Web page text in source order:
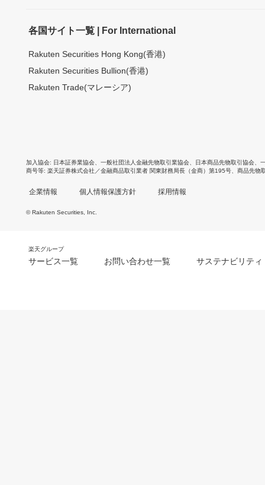
各国サイト一覧 | For International
Rakuten Securities Hong Kong(香港)
Rakuten Securities Bullion(香港)
Rakuten Trade(マレーシア)
加入協会 日本証券業協会 一般社団法人金融先物取引業協会 日本商品先物取引協会
商号等 楽天証券株式会社／金融商品取引業者 関東財務局長（金商）第195号、商品先物
企業情報 個人情報保護方針 採用情報
© Rakuten Securities, Inc.
楽天グループ
サービス一覧 お問い合わせ一覧 サステナビリティ